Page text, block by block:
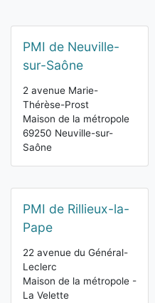
PMI de Neuville-
sur-Saône
2 avenue Marie-
Thérèse-Prost
Maison de la métropole
69250 Neuville-sur-
Saône
PMI de Rillieux-la-
Pape
22 avenue du Général-
Leclerc
Maison de la métropole -
La Velette